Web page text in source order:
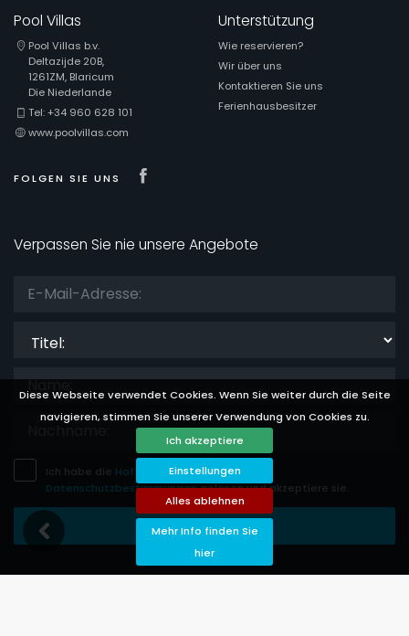
Diese Webseite verwendet Cookies. Wenn Sie weiter durch die Seite
navigieren, stimmen Sie unserer Verwendung von Cookies zu.
Ich akzeptiere
Einstellungen
Alles ablehnen
Mehr Info finden Sie
hier
Pool Villas
Pool Villas b.v.
Deltazijde 20B,
1261ZM, Blaricum
Die Niederlande
Tel: +34 960 628 101
www.poolvillas.com
FOLGEN SIE UNS
Unterstützung
Wie reservieren?
Wir über uns
Kontaktieren Sie uns
Ferienhausbesitzer
Verpassen Sie nie unsere Angebote
Ich habe die Haftungsausschlussund
Datenschutzbestimmungengelesen und akzeptiere sie.
Eintragung Speichern